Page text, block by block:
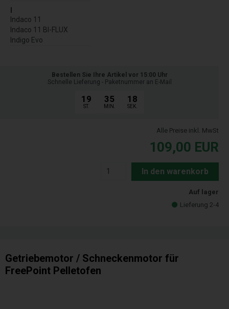
I
Indaco 11
Indaco 11 BI-FLUX
Indigo Evo
Bestellen Sie Ihre Artikel vor 15:00 Uhr
Schnelle Lieferung - Paketnummer an E-Mail
19
ST.
35
MIN.
17
SEK.
Alle Preise inkl. MwSt
109,00 EUR
In den warenkorb
Auf lager
Lieferung 2-4
Getriebemotor / Schneckenmotor für
FreePoint Pelletofen